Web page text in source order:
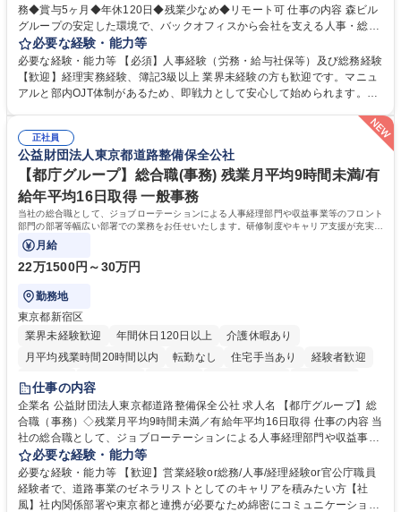
務◆賞与5ヶ月◆年休120日◆残業少なめ◆リモート可 仕事の内容 森ビル
グループの安定した環境で、バックオフィスから会社を支える人事・総務
をお任せします。 労務と総務の業務をバランスよく担当し、ゆくゆくは制
度改定などのコア業務にも挑戦できる、やりがいある環境です。 ■勤怠管
理、給与計算、社会保険手続き、年末調整等の労務管理全般 ■入退社手続
き、社内規定の改定や人事制度改定などのコア業務 ■社内イベントの企画
は部内のOJTを中心に、あなたの経験に合わせて不足している部分はいつ
でも質問・相談できる環境が整っているため、安心して成長できます。 募
集職種 【森ビルG】人事・総務◆賞与5ヶ月◆年休120日◆残業少なめ◆
リモート可
必要な経験・能力等
必要な経験・能力等 【必須】人事経験（労務・給与社保等）及び総務経験
【歓迎】経理実務経験、簿記3級以上 業界未経験の方も歓迎です。マニュ
アルと部内OJT体制があるため、即戦力として安心して始められます。
ます。定型業務に留まらず、社内規定や人事制度の改定など会社のコア業
務に挑戦できるため、自身の成長と組織への貢献度をダイレクトに実感で
きます。 残業少なめ、週1日リモート可など、ワークライフバランスを保
ち長期活躍できる環境です。 「これまでの幅広い経験を活かし、長期的な
キャリアを築きたい」という前向きな意欲と挑戦を全力で応援します。 学
歴・資格 学歴：大学院 大学 高専 短大 専修学校 高校 語学力： 資格：日商
簿記検定1級 日商簿記検定2級 日商簿記検定3級
正社員
公益財団法人東京都道路整備保全公社
【都庁グループ】総合職(事務) 残業月平均9時間未満/有
給年平均16日取得 一般事務
当社の総合職として、ジョブローテーションによる人事経理部門や収益事業等のフロント
部門の部署等幅広い部署での業務をお任せいたします。研修制度やキャリア支援が充実し
ております！ ※下記業務詳細
月給
22万1500円～30万円
勤務地
東京都新宿区
業界未経験歓迎
年間休日120日以上
介護休暇あり
月平均残業時間20時間以内
転勤なし 住宅手当あり
経験者歓迎
研修あり
退職金あり
駅近5分以内
資格取得手当あり 食事補助あり
仕事の内容
企業名 公益財団法人東京都道路整備保全公社 求人名 【都庁グループ】総
合職（事務）◇残業月平均9時間未満／有給年平均16日取得 仕事の内容 当
社の総合職として、ジョブローテーションによる人事経理部門や収益事業
等のフロント部門の部署等幅広い部署での業務をお任せいたします。研修
制度やキャリア支援が充実しております！ ※下記業務詳細 【業務詳細】■
管理部門：広報、人事、経理など当公社の運営に係る管理業務 ■収益部
門：駐車場の新規開拓、管理運営、新宿駅西口広場の「イベントコーナ
必要な経験・能力等
必要な経験・能力等 【歓迎】営業経験or総務/人事/経理経験or官公庁職員
経験者で、道路事業のゼネラリストとしてのキャリアを積みたい方【社
風】社内関係部署や東京都と連携が必要なため綿密にコミュニケーション